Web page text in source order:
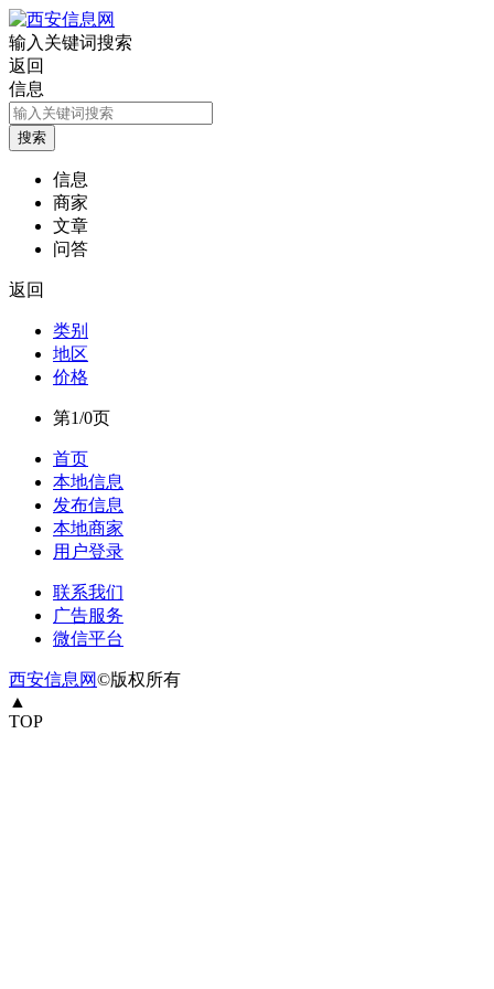
输入关键词搜索
返回
信息
信息
商家
文章
问答
返回
类别
地区
价格
第1/0页
首页
本地信息
发布信息
本地商家
用户登录
联系我们
广告服务
微信平台
西安信息网©版权所有
▲
TOP